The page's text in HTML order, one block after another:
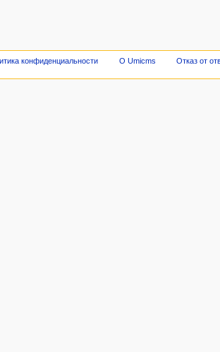
конфиденциальности О Umicms Отказ от